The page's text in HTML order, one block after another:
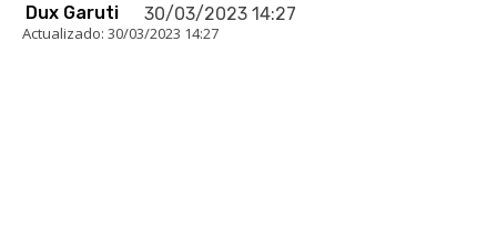
Dux Garuti 30/03/2023 14:27
Actualizado: 30/03/2023 14:27